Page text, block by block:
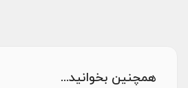
همچنین بخوانید...